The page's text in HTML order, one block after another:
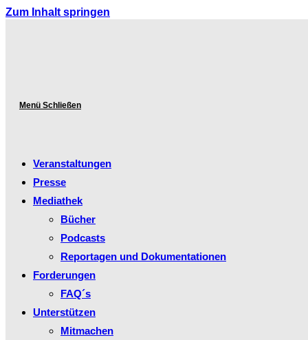
Zum Inhalt springen
Menü Schließen
Veranstaltungen
Presse
Mediathek
Bücher
Podcasts
Reportagen und Dokumentationen
Forderungen
FAQ´s
Unterstützen
Mitmachen